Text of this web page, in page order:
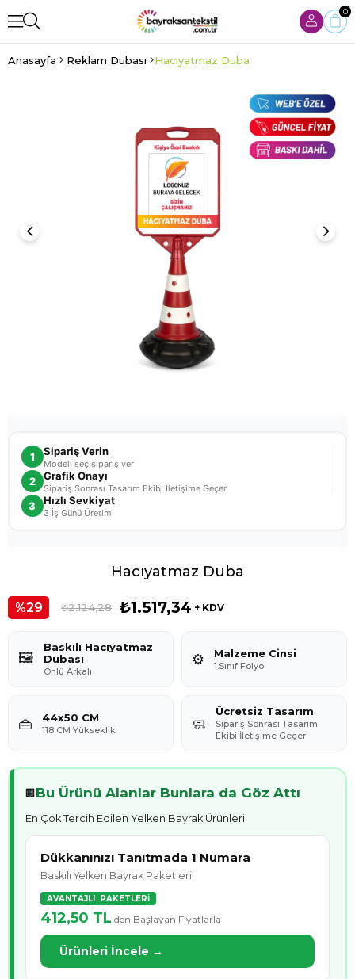
0
Anasayfa Reklam Dubası Hacıyatmaz Duba
1 Sipariş Verin
Modeli seç,sipariş ver
2 Grafik Onayı
Sipariş Sonrası Tasarım Ekibi İletişime Geçer
3 Hızlı Sevkiyat
3 İş Günü Üretim
Hacıyatmaz Duba
29 ₺2.124,28 ₺1.517,34 + KDV
🖼️
Baskılı Hacıyatmaz
Dubası
Önlü Arkalı
⚙️ Malzeme Cinsi
1.Sınıf Folyo
👜 44x50 CM
118 CM Yükseklik 🧼
Ücretsiz Tasarım
Sipariş Sonrası Tasarım
Ekibi İletişime Geçer
🏢Bu Ürünü Alanlar Bunlara da Göz Attı
En Çok Tercih Edilen Yelken Bayrak Ürünleri
Dükkanınızı Tanıtmada 1 Numara
Baskılı Yelken Bayrak Paketleri
AVANTAJLI PAKETLERİ
412,50 TL'den Başlayan Fiyatlarla
Ürünleri İncele →